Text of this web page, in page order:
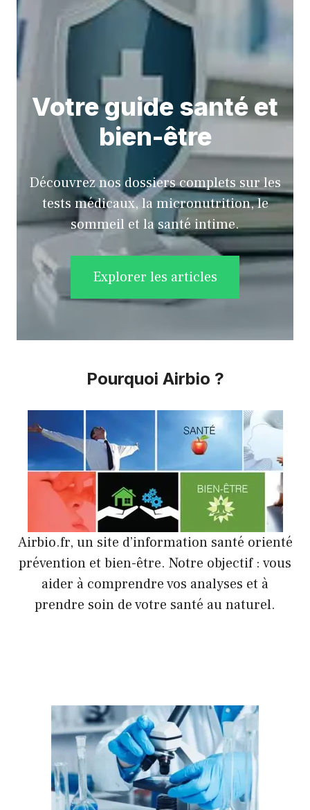
Votre guide santé et
bien-être
Découvrez nos dossiers complets sur les
tests médicaux, la micronutrition, le
sommeil et la santé intime.
Explorer les articles
Pourquoi Airbio ?
Airbio.fr, un site d’information santé orienté
prévention et bien-être. Notre objectif : vous
aider à comprendre vos analyses et à
prendre soin de votre santé au naturel.